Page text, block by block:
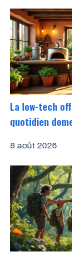
La low-tech
quotidien
8 août 2026